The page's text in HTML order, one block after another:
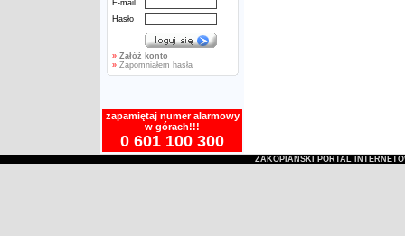
E-mail
Hasło
» Załóż konto
»Zapomniałem hasła
zapamiętaj numer alarmowy
w górach!!!
0 601 100 300
ZAKOPIAŃSKI PORTAL